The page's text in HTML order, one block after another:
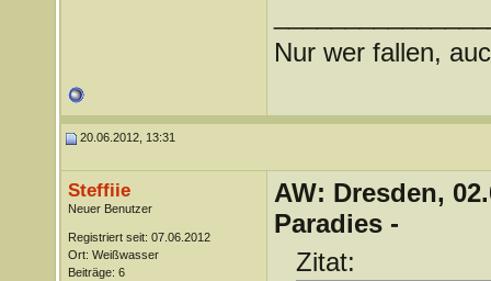
Nur wer fallen,
20.06.2012, 13:31
Steffiie
Neuer Benutzer
Registriert seit: 07.06.2012
Ort: Weißwasser
Beiträge: 6
AW: Dresden,
Paradies -
Zitat: